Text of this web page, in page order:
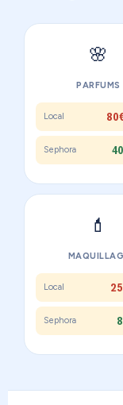
🌸
PARFUMS
Local
Sephora
💄
Local
Sephora